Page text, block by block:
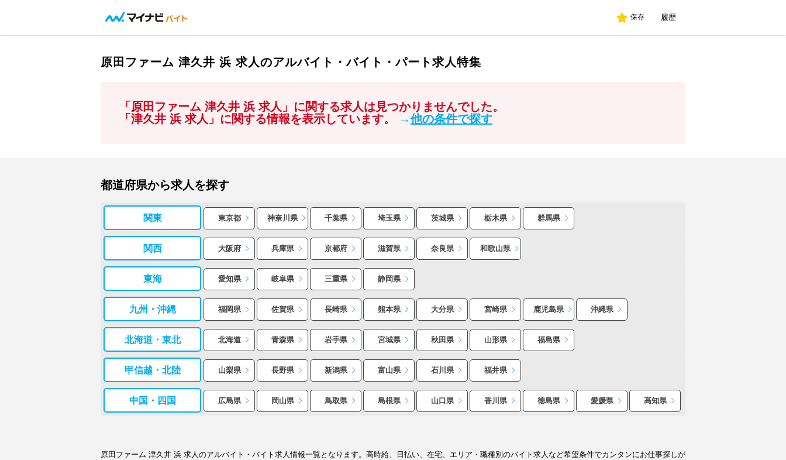
保存 履歴
原田ファーム 津久井 浜 求人のアルバイト・バイト・パート求人特集
「原田ファーム 津久井 浜 求人」に関する求人は見つかりませんでした。
「津久井 浜 求人」に関する情報を表示しています。
→他の条件で探す
都道府県から求人を探す
関東 東京都 神奈川県 千葉県 埼玉県 茨城県 栃木県 群馬県
関西 大阪府 兵庫県 京都府 滋賀県 奈良県 和歌山県
東海 愛知県 岐阜県 三重県 静岡県
九州・沖縄 福岡県 佐賀県 長崎県 熊本県 大分県 宮崎県 鹿児島県 沖縄県
北海道・東北 北海道 青森県 岩手県 宮城県 秋田県 山形県 福島県
甲信越・北陸 山梨県 長野県 新潟県 富山県 石川県 福井県
中国・四国 広島県 岡山県 鳥取県 島根県 山口県 香川県 徳島県 愛媛県 高知県
原田ファーム 津久井 浜 求人のアルバイト・バイト求人情報一覧となります。高時給、日払い、在宅、エリア・職種別のバイト求人など希望条件でカンタンにお仕事探しが